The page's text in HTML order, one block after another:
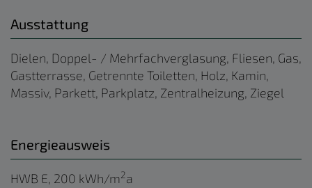
Ausstattung
Dielen Doppel- / Mehrfachverglasung Fliesen Gas
Gastterrasse Getrennte Toiletten Holz Kamin
Massiv Parkett Parkplatz Zentralheizung Ziegel
Energieausweis
HWB E, 200 kWh/m2a